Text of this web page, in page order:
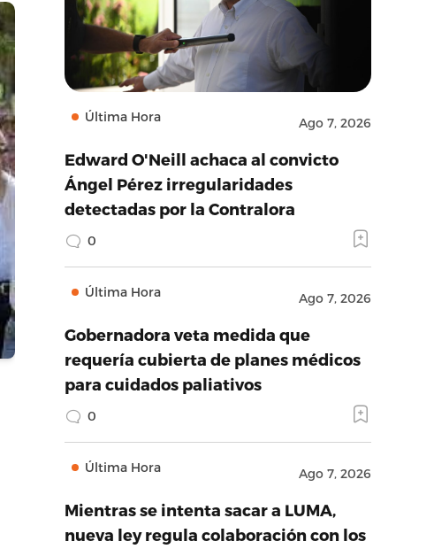
Última Hora Ago 7, 2026
Edward O'Neill achaca al convicto
Ángel Pérez irregularidades
detectadas por la Contralora
0
Última Hora Ago 7, 2026
Gobernadora veta medida que
requería cubierta de planes médicos
para cuidados paliativos
0
Última Hora Ago 7, 2026
Mientras se intenta sacar a LUMA,
nueva ley regula colaboración con los